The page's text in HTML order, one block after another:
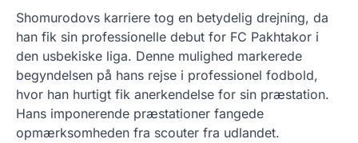
Shomurodovs karriere tog en betydelig drejning, da
han fik sin professionelle debut for FC Pakhtakor i
den usbekiske liga. Denne mulighed markerede
begyndelsen på hans rejse i professionel fodbold,
hvor han hurtigt fik anerkendelse for sin præstation.
Hans imponerende præstationer fangede
opmærksomheden fra scouter fra udlandet.